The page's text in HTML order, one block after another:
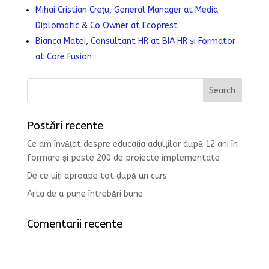
Mihai Cristian Crețu, General Manager at Media
Diplomatic & Co Owner at Ecoprest
Bianca Matei, Consultant HR at BIA HR și Formator
at Core Fusion
Postări recente
Ce am învățat despre educația adulților după 12 ani în
formare și peste 200 de proiecte implementate
De ce uiți aproape tot după un curs
Arta de a pune întrebări bune
Comentarii recente